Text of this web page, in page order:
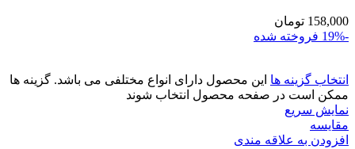
158,000 تومان
-19%
فروخته شده
انتخاب گزینه ها این محصول دارای انواع مختلفی می باشد. گزینه ها
ممکن است در صفحه محصول انتخاب شوند
نمایش سریع
مقايسه
افزودن به علاقه مندی